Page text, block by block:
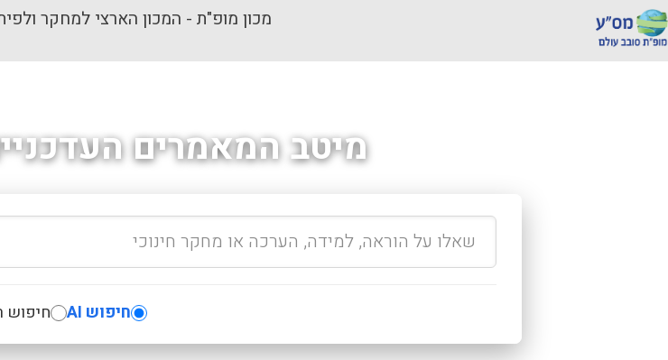
מכון מופ"ת - המכון הארצי למחקר
מיטב המאמרים
חיפוש AI חיפוש